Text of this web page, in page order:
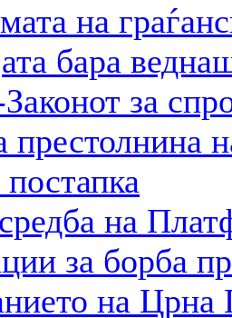
на
бара
за
престолнина
на
за борба
на Црна